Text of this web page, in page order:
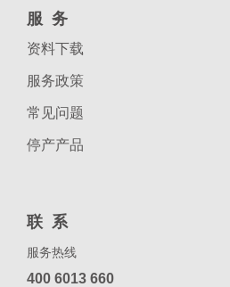
服务
资料下载
服务政策
常见问题
停产产品
联系
服务热线
400 6013 660